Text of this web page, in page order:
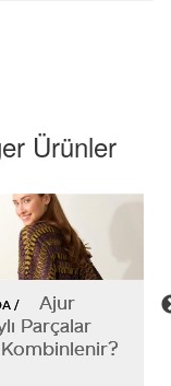
Ürünler
/
Ajur
Parçalar
Kombinlenir?